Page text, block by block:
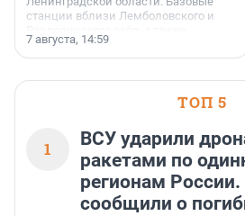
станции вблизи Лемболовского и
недалеко от Большого Тосненского
водопада.
7 августа, 14:59
ТОП 5
1
ВСУ ударили
ракетами по
регионам России.
сообщили о